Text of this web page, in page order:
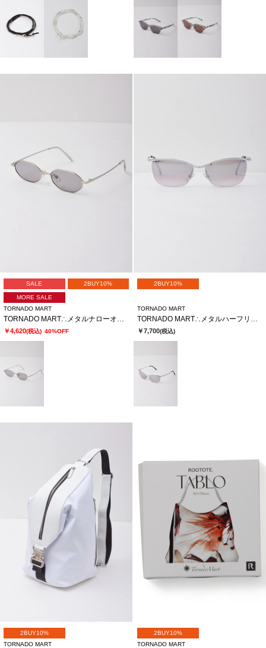
SALE 2BUY10%
MORE SALE
TORNADO MART
TORNADO MART∴メタルナローオクタゴンサングラス
￥4,620(税込) 40%OFF
2BUY10%
TORNADO MART
TORNADO MART∴メタルハーフリムサングラス
￥7,700(税込)
2BUY10%
TORNADO MART
2BUY10%
TORNADO MART